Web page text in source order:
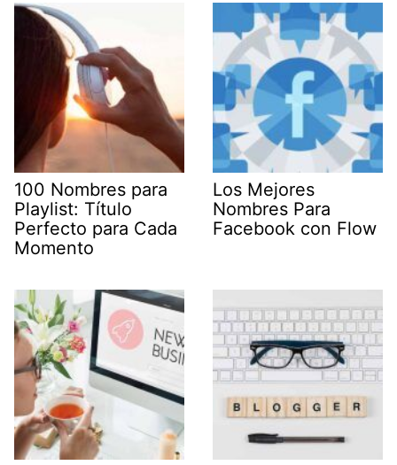
100 Nombres para
Playlist: Título
Perfecto para Cada
Momento
Los Mejores
Nombres Para
Facebook con Flow